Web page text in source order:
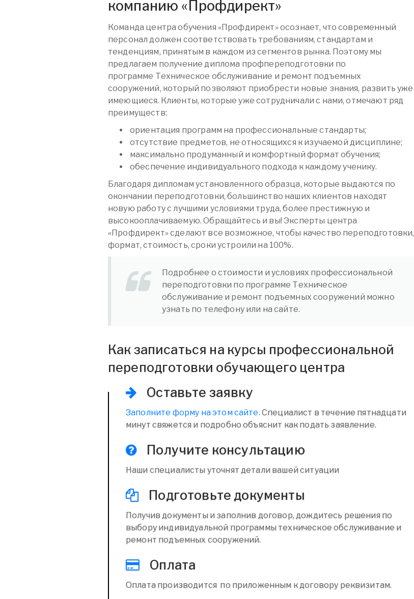
компанию « Профдирект»
Команда центра обучения «Профдирект» осознает, что современный
персонал должен соответствовать требованиям, стандартам и
тенденциям, принятым в каждом из сегментов рынка. Поэтому мы
предлагаем получение диплома профпереподготовки по
программе Техническое обслуживание и ремонт подъемных
сооружений, который позволяют приобрести новые знания, развить уже
имеющиеся. Клиенты, которые уже сотрудничали с нами, отмечают ряд
преимуществ:
ориентация программ на профессиональные стандарты;
отсутствие предметов, не относящихся к изучаемой дисциплине;
максимально продуманный и комфортный формат обучения;
обеспечение индивидуального подхода к каждому ученику.
Благодаря дипломам установленного образца, которые выдаются по
окончании переподготовки, большинство наших клиентов находят
новую работу с лучшими условиями труда, более престижную и
высокооплачиваемую. Обращайтесь и вы! Эксперты центра
«Профдирект» сделают все возможное, чтобы качество переподготовки,
формат, стоимость, сроки устроили на 100%.
Подробнее о стоимости и условиях профессиональной
переподготовки по программе Техническое
обслуживание и ремонт подъемных сооружений можно
узнать по телефону или на сайте.
Как записаться на курсы профессиональной
переподготовки обучающего центра
Оставьте заявку
Заполните форму на этом сайте. Специалист в течение пятнадцати
минут свяжется и подробно объяснит как подать заявление.
Получите консультацию
Наши специалисты уточнят детали вашей ситуации
Подготовьте документы
Получив документы и заполнив договор, дождитесь решения по
выбору индивидуальной программы техническое обслуживание и
ремонт подъемных сооружений.
Оплата
Оплата производится по приложенным к договору реквизитам.